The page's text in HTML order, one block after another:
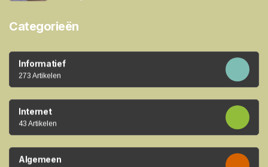
Categorieën
Informatief
273 Artikelen
Internet
43 Artikelen
Algemeen